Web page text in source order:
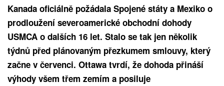
Kanada oficiálně požádala Spojené státy a Mexiko o
prodloužení severoamerické obchodní dohody
USMCA o dalších 16 let. Stalo se tak jen několik
týdnů před plánovaným přezkumem smlouvy, který
začne v červenci. Ottawa tvrdí, že dohoda přináší
výhody všem třem zemím a posiluje